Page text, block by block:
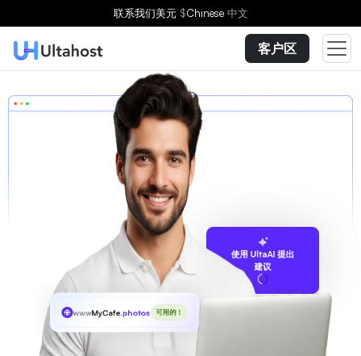
联系我们美元 $Chinese 中文
客户区
使用 UltaAI 提出
建议
wwwMyCafe.photos 可用的！